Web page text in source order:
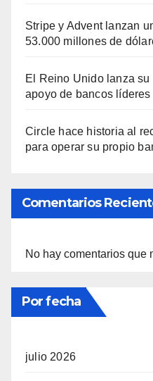
Stripe y Advent lanzan
53.000 millones de
El Reino Unido lanza
apoyo de bancos líderes
Circle hace historia al
para operar su propio
Comentarios
No hay comentarios que
Por fecha
julio 2026